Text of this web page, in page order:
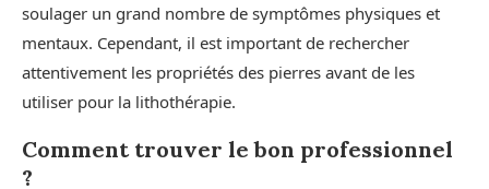
soulager un grand nombre de symptômes physiques et
mentaux. Cependant, il est important de rechercher
attentivement les propriétés des pierres avant de les
utiliser pour la lithothérapie.
Comment trouver le bon professionnel
?